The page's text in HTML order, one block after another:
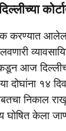
करण्यात
आज
दोघांना १४
निकाल
घोषित केला